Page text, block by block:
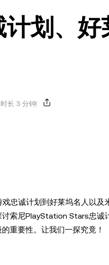
划、好
长 3 分钟
忠诚计划到好莱坞名人以及
索尼PlayStation Stars忠诚
重要性。让我们一探究竟！